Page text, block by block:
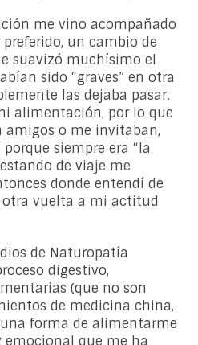
me vino acompañado
un cambio de
suavizó muchísimo el
sido “graves” en otra
las dejaba pasar.
alimentación, por lo que
amigos o me invitaban,
siempre era “la
de viaje me
donde entendí de
otra vuelta a mi actitud
de Naturopatía
digestivo,
(que no son
de medicina china,
forma de alimentarme
que me ha